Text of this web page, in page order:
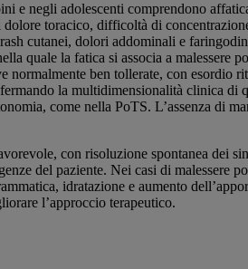
e negli adolescenti comprendono
toracico, difficoltà di
cutanei, dolori addominali e
quale la fatica si associa a malessere
ben tollerate, con esordio
la multidimensionalità clinica
come nella PoTS. L’assenza di
con risoluzione spontanea dei
del paziente. Nei casi di malessere
idratazione e aumento
l’approccio terapeutico.